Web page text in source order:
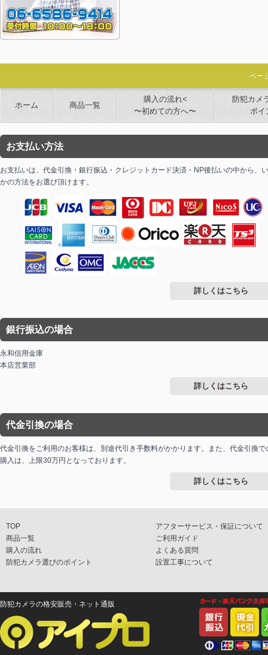
ペー
ホーム 商品一覧
購入の流れ<
〜初めての方へ〜
防犯カメ
ポイ
お支払い方法
お支払いは、代金引換・銀行振込・クレジットカード決済・NP後払いの中から、
かの方法をお選び頂けます。
詳しくはこちら
銀行振込の場合
永和信用金庫
本店営業部
詳しくはこちら
代金引換の場合
代金引換をご利用のお客様は、別途代引き手数料がかかります。また、代金引換で
購入は、上限30万円となっております。
詳しくはこちら
TOP
商品一覧
購入の流れ
防犯カメラ選びのポイント
アフターサービス・保証について
ご利用ガイド
よくある質問
設置工事について
防犯カメラの格安販売・ネット通販